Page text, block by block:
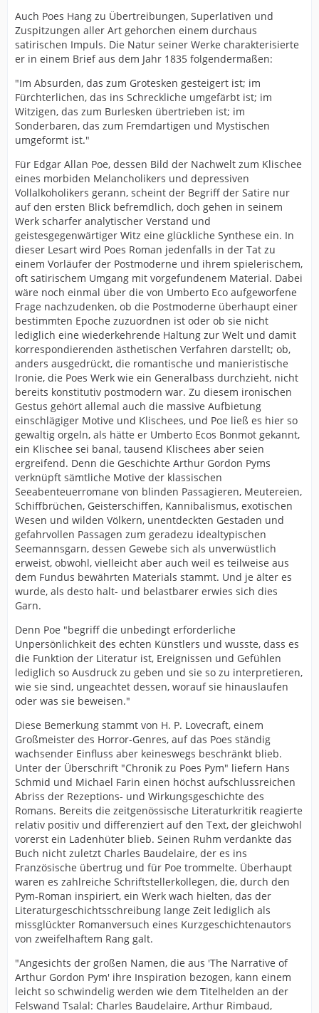
Auch Poes Hang zu Übertreibungen, Superlativen und
Zuspitzungen aller Art gehorchen einem durchaus
satirischen Impuls. Die Natur seiner Werke charakterisierte
er in einem Brief aus dem Jahr 1835 folgendermaßen:
"Im Absurden, das zum Grotesken gesteigert ist; im
Fürchterlichen, das ins Schreckliche umgefärbt ist; im
Witzigen, das zum Burlesken übertrieben ist; im
Sonderbaren, das zum Fremdartigen und Mystischen
umgeformt ist."
Für Edgar Allan Poe, dessen Bild der Nachwelt zum Klischee
eines morbiden Melancholikers und depressiven
Vollalkoholikers gerann, scheint der Begriff der Satire nur
auf den ersten Blick befremdlich, doch gehen in seinem
Werk scharfer analytischer Verstand und
geistesgegenwärtiger Witz eine glückliche Synthese ein. In
dieser Lesart wird Poes Roman jedenfalls in der Tat zu
einem Vorläufer der Postmoderne und ihrem spielerischem,
oft satirischem Umgang mit vorgefundenem Material. Dabei
wäre noch einmal über die von Umberto Eco aufgeworfene
Frage nachzudenken, ob die Postmoderne überhaupt einer
bestimmten Epoche zuzuordnen ist oder ob sie nicht
lediglich eine wiederkehrende Haltung zur Welt und damit
korrespondierenden ästhetischen Verfahren darstellt; ob,
anders ausgedrückt, die romantische und manieristische
Ironie, die Poes Werk wie ein Generalbass durchzieht, nicht
bereits konstitutiv postmodern war. Zu diesem ironischen
Gestus gehört allemal auch die massive Aufbietung
einschlägiger Motive und Klischees, und Poe ließ es hier so
gewaltig orgeln, als hätte er Umberto Ecos Bonmot gekannt,
ein Klischee sei banal, tausend Klischees aber seien
ergreifend. Denn die Geschichte Arthur Gordon Pyms
verknüpft sämtliche Motive der klassischen
Seeabenteuerromane von blinden Passagieren, Meutereien,
Schiffbrüchen, Geisterschiffen, Kannibalismus, exotischen
Wesen und wilden Völkern, unentdeckten Gestaden und
gefahrvollen Passagen zum geradezu idealtypischen
Seemannsgarn, dessen Gewebe sich als unverwüstlich
erweist, obwohl, vielleicht aber auch weil es teilweise aus
dem Fundus bewährten Materials stammt. Und je älter es
wurde, als desto halt- und belastbarer erwies sich dies
Garn.
Denn Poe "begriff die unbedingt erforderliche
Unpersönlichkeit des echten Künstlers und wusste, dass es
die Funktion der Literatur ist, Ereignissen und Gefühlen
lediglich so Ausdruck zu geben und sie so zu interpretieren,
wie sie sind, ungeachtet dessen, worauf sie hinauslaufen
oder was sie beweisen."
Diese Bemerkung stammt von H. P. Lovecraft, einem
Großmeister des Horror-Genres, auf das Poes ständig
wachsender Einfluss aber keineswegs beschränkt blieb.
Unter der Überschrift "Chronik zu Poes Pym" liefern Hans
Schmid und Michael Farin einen höchst aufschlussreichen
Abriss der Rezeptions- und Wirkungsgeschichte des
Romans. Bereits die zeitgenössische Literaturkritik reagierte
relativ positiv und differenziert auf den Text, der gleichwohl
vorerst ein Ladenhüter blieb. Seinen Ruhm verdankte das
Buch nicht zuletzt Charles Baudelaire, der es ins
Französische übertrug und für Poe trommelte. Überhaupt
waren es zahlreiche Schriftstellerkollegen, die, durch den
Pym-Roman inspiriert, ein Werk wach hielten, das der
Literaturgeschichtsschreibung lange Zeit lediglich als
missglückter Romanversuch eines Kurzgeschichtenautors
von zweifelhaftem Rang galt.
"Angesichts der großen Namen, die aus 'The Narrative of
Arthur Gordon Pym' ihre Inspiration bezogen, kann einem
leicht so schwindelig werden wie dem Titelhelden an der
Felswand Tsalal: Charles Baudelaire, Arthur Rimbaud,